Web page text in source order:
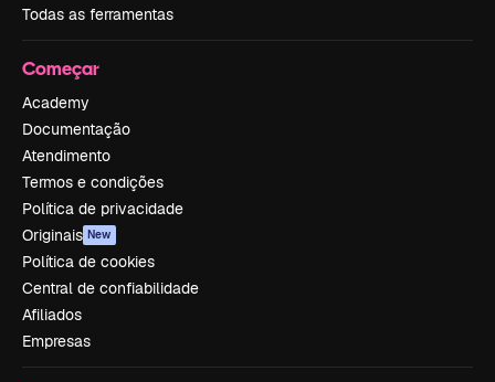
Todas as ferramentas
Começar
Academy
Documentação
Atendimento
Termos e condições
Política de privacidade
Originais New
Política de cookies
Central de confiabilidade
Afiliados
Empresas